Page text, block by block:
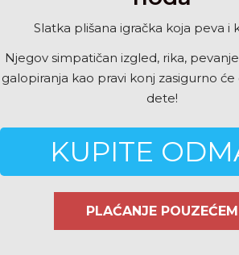
Slatka plišana igračka koja peva i
Njegov simpatičan izgled, rika,
galopiranja kao pravi konj zasigurno će
dete!
KUPITE
PLAĆANJE POUZEĆEM